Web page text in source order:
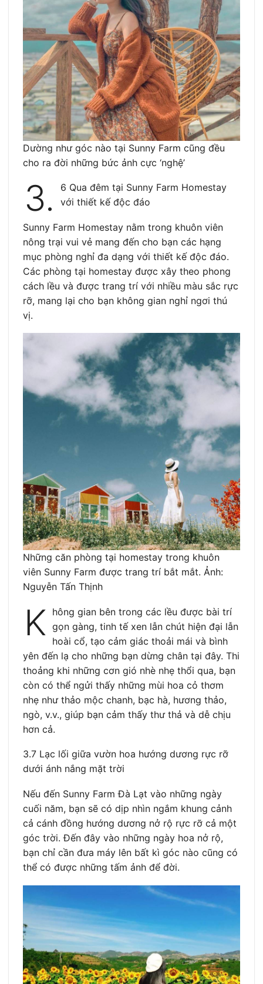
Dường như góc nào tại Sunny Farm cũng đều
cho ra đời những bức ảnh cực ‘nghệ’
3.
6 Qua đêm tại Sunny Farm Homestay
với thiết kế độc đáo
Sunny Farm Homestay nằm trong khuôn viên
nông trại vui vẻ mang đến cho bạn các hạng
mục phòng nghỉ đa dạng với thiết kế độc đáo.
Các phòng tại homestay được xây theo phong
cách lều và được trang trí với nhiều màu sắc rực
rỡ, mang lại cho bạn không gian nghỉ ngơi thú
vị.
Những căn phòng tại homestay trong khuôn
viên Sunny Farm được trang trí bắt mắt. Ảnh:
Nguyễn Tấn Thịnh
K hông gian bên trong các lều được bài trí
gọn gàng, tinh tế xen lẫn chút hiện đại lẫn
hoài cổ, tạo cảm giác thoải mái và bình
yên đến lạ cho những bạn dừng chân tại đây. Thi
thoảng khi những cơn gió nhè nhẹ thổi qua, bạn
còn có thể ngửi thấy những mùi hoa cỏ thơm
nhẹ như thảo mộc chanh, bạc hà, hương thảo,
ngò, v.v., giúp bạn cảm thấy thư thả và dễ chịu
hơn cả.
3.7 Lạc lối giữa vườn hoa hướng dương rực rỡ
dưới ánh nắng mặt trời
Nếu đến Sunny Farm Đà Lạt vào những ngày
cuối năm, bạn sẽ có dịp nhìn ngắm khung cảnh
cả cánh đồng hướng dương nở rộ rực rỡ cả một
góc trời. Đến đây vào những ngày hoa nở rộ,
bạn chỉ cần đưa máy lên bất kì góc nào cũng có
thể có được những tấm ảnh để đời.